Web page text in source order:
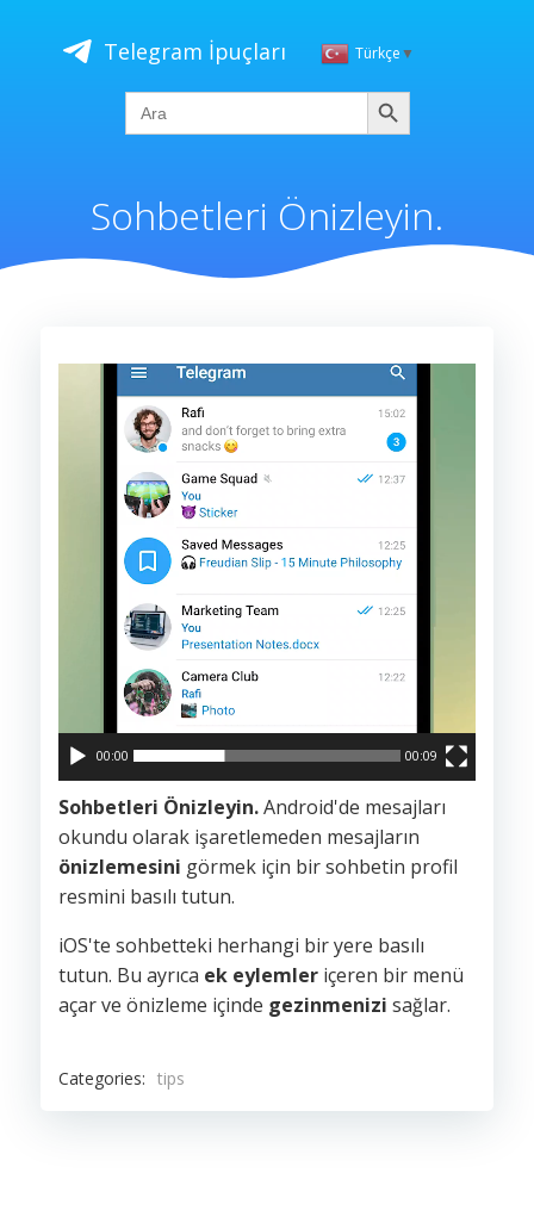
geç
Telegram İpuçları Türkçe▼
Search
for:
Ara
Sohbetleri Önizleyin.
00:00 00:09
Sohbetleri Önizleyin.Android'de mesajları
okundu olarak işaretlemeden mesajların
önizlemesini görmek için bir sohbetin profil
resmini basılı tutun.
iOS'te sohbetteki herhangi bir yere basılı
tutun. Bu ayrıca ek eylemler içeren bir menü
açar ve önizleme içinde gezinmenizi sağlar.
Categories: tips